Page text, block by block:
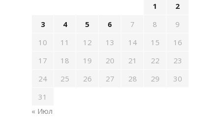
1
2
3
4 5 6 7 8
9
10
11 12 13 14 15
16
17
18 19 20 21 22
23
24
25 26 27 28 29
30
31
« Июл